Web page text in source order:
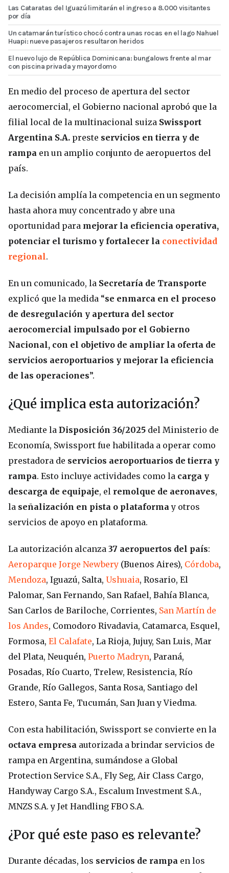
Las Cataratas del Iguazú limitarán el ingreso a 8.000 visitantes
por día
Un catamarán turístico chocó contra unas rocas en el lago Nahuel
Huapi: nueve pasajeros resultaron heridos
El nuevo lujo de República Dominicana: bungalows frente al mar
con piscina privada y mayordomo
En medio del proceso de apertura del sector
aerocomercial, el Gobierno nacional aprobó que la
filial local de la multinacional suiza Swissport
Argentina S.A. preste servicios en tierra y de
rampa en un amplio conjunto de aeropuertos del
país.
La decisión amplía la competencia en un segmento
hasta ahora muy concentrado y abre una
oportunidad para mejorar la eficiencia operativa,
potenciar el turismo y fortalecer la conectividad
regional.
En un comunicado, la Secretaría de Transporte
explicó que la medida “se enmarca en el proceso
de desregulación y apertura del sector
aerocomercial impulsado por el Gobierno
Nacional, con el objetivo de ampliar la oferta de
servicios aeroportuarios y mejorar la eficiencia
de las operaciones”.
¿Qué implica esta autorización?
Mediante la Disposición 36/2025 del Ministerio de
Economía, Swissport fue habilitada a operar como
prestadora de servicios aeroportuarios de tierra y
rampa. Esto incluye actividades como la carga y
descarga de equipaje, el remolque de aeronaves,
la señalización en pista o plataforma y otros
servicios de apoyo en plataforma.
La autorización alcanza 37 aeropuertos del país:
Aeroparque Jorge Newbery (Buenos Aires), Córdoba,
Mendoza, Iguazú, Salta, Ushuaia, Rosario, El
Palomar, San Fernando, San Rafael, Bahía Blanca,
San Carlos de Bariloche, Corrientes, San Martín de
los Andes, Comodoro Rivadavia, Catamarca, Esquel,
Formosa, El Calafate, La Rioja, Jujuy, San Luis, Mar
del Plata, Neuquén, Puerto Madryn, Paraná,
Posadas, Río Cuarto, Trelew, Resistencia, Río
Grande, Río Gallegos, Santa Rosa, Santiago del
Estero, Santa Fe, Tucumán, San Juan y Viedma.
Con esta habilitación, Swissport se convierte en la
octava empresa autorizada a brindar servicios de
rampa en Argentina, sumándose a Global
Protection Service S.A., Fly Seg, Air Class Cargo,
Handyway Cargo S.A., Escalum Investment S.A.,
MNZS S.A. y Jet Handling FBO S.A.
¿Por qué este paso es relevante?
Durante décadas, los servicios de rampa en los